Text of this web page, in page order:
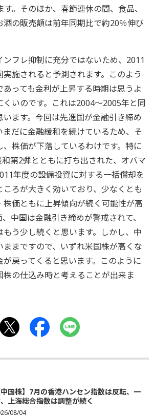
。そのほか、春節連休の間、食品、
の販売額は前年同期比で約20％伸び
フレ抑制に充分ではないため、2011
施されると予測されます。このよう
っても金利が上昇する時期は思うよ
くいのです。これは2004～2005年と同
います。今回は先進国が金融引き締め
まだに金融緩和を続けているため、そ
、株価が下落しているわけです。特に
第2弾とともに打ち出された、オバマ
年度の設備投資に対する一括償却を
ろが大きく効いており、少なくとも
価ともに上昇傾向が続く可能性が高
中国は金融引き締めが警戒されて、
う少し続くと思います。しかし、中
まですので、いずれ米国株が高くな
戻ってくると思います。このように
の仕込み時と考えることが出来ま
中国株】7月の香港ハンセン指数は反転、一
上海総合指数は調整が続く
08/04